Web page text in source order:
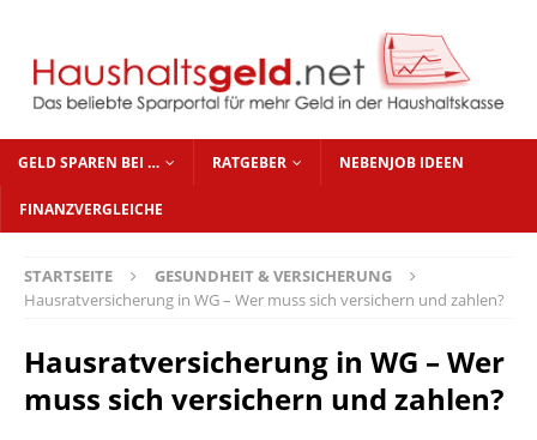
GELD SPAREN BEI … RATGEBER NEBENJOB IDEEN
FINANZVERGLEICHE
STARTSEITE
GESUNDHEIT & VERSICHERUNG
Hausratversicherung in WG – Wer muss sich versichern und zahlen?
Hausratversicherung in WG – Wer
muss sich versichern und zahlen?